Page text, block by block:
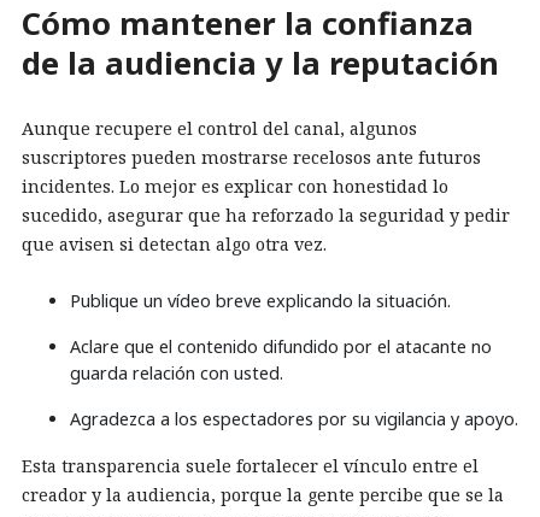
Cómo mantener la confianza
de la audiencia y la reputación
Aunque recupere el control del canal, algunos
suscriptores pueden mostrarse recelosos ante futuros
incidentes. Lo mejor es explicar con honestidad lo
sucedido, asegurar que ha reforzado la seguridad y pedir
que avisen si detectan algo otra vez.
Publique un vídeo breve explicando la situación.
Aclare que el contenido difundido por el atacante no
guarda relación con usted.
Agradezca a los espectadores por su vigilancia y apoyo.
Esta transparencia suele fortalecer el vínculo entre el
creador y la audiencia, porque la gente percibe que se la